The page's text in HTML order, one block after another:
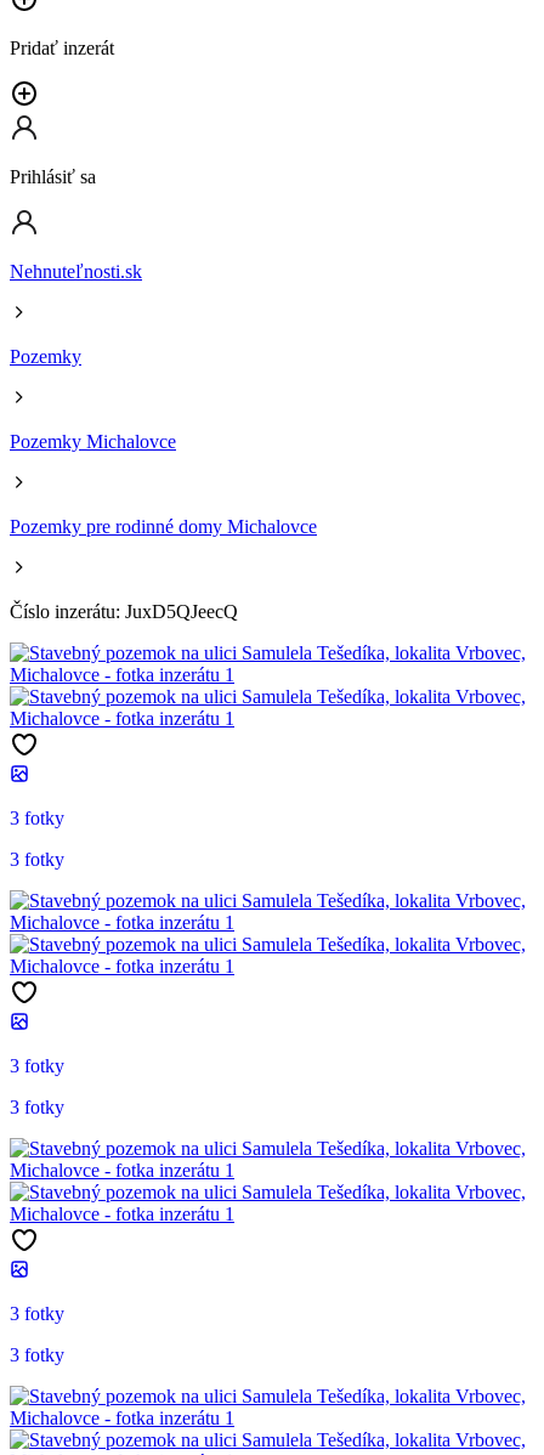
Pridať inzerát
Prihlásiť sa
Nehnuteľnosti.sk
Pozemky
Pozemky Michalovce
Pozemky pre rodinné domy Michalovce
Číslo inzerátu: JuxD5QJeecQ
3 fotky
3 fotky
3 fotky
3 fotky
3 fotky
3 fotky